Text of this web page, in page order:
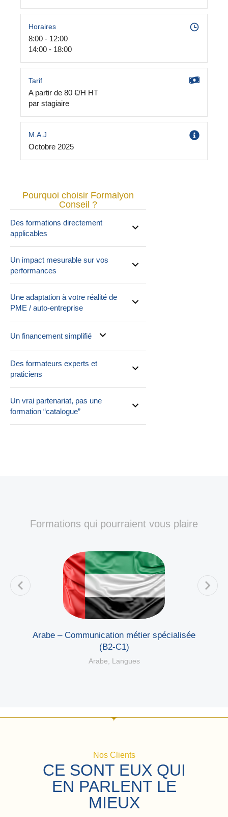
Horaires
8:00 - 12:00
14:00 - 18:00
Tarif
A partir de 80 €/H HT
par stagiaire
M.A.J
Octobre 2025
Pourquoi choisir Formalyon
Conseil ?
Des formations directement
applicables
Un impact mesurable sur vos
performances
Une adaptation à votre réalité de
PME / auto-entreprise
Un financement simplifié
Des formateurs experts et
praticiens
Un vrai partenariat, pas une
formation “catalogue”
Formations qui pourraient vous plaire
Arabe – Communication métier spécialisée
(B2-C1)
Arabe, Langues
Nos Clients
CE SONT EUX QUI
EN PARLENT LE
MIEUX